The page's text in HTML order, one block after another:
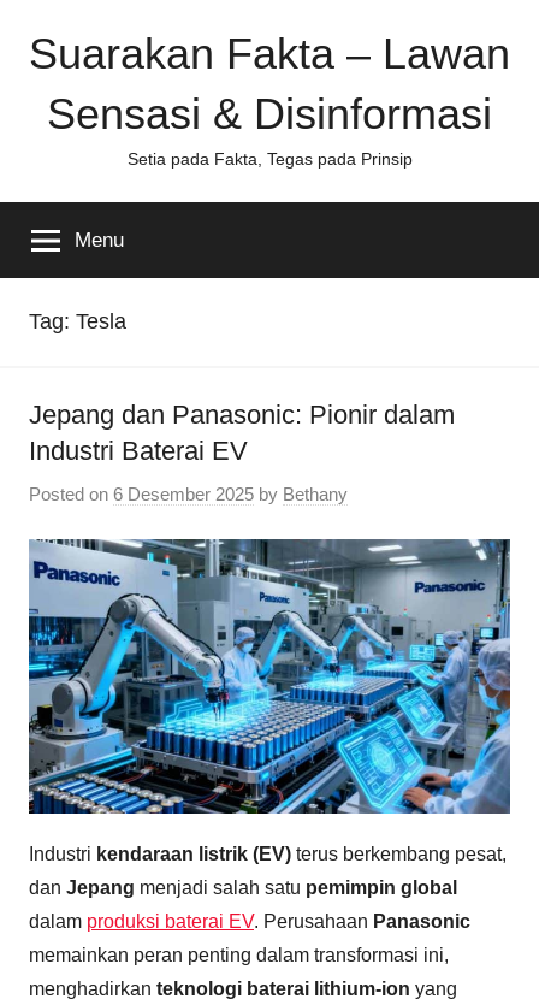
Suarakan Fakta – Lawan
Sensasi & Disinformasi
Setia pada Fakta, Tegas pada Prinsip
Menu
Tag: Tesla
Jepang dan Panasonic: Pionir dalam
Industri Baterai EV
Posted on 6 Desember 2025 by Bethany
Industri kendaraan listrik (EV) terus berkembang pesat,
dan Jepang menjadi salah satu pemimpin global
dalam produksi baterai EV. Perusahaan Panasonic
memainkan peran penting dalam transformasi ini,
menghadirkan teknologi baterai lithium-ion yang